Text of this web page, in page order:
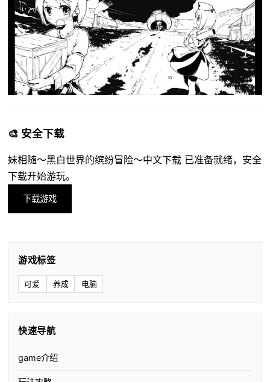
🎨 安全下载
妹相随～黑白世界的缤纷冒险～中文下载 已准备就绪，安全
下载开始游玩。
下载游戏
游戏标签
可爱 养成 电脑
快速导航
game介绍